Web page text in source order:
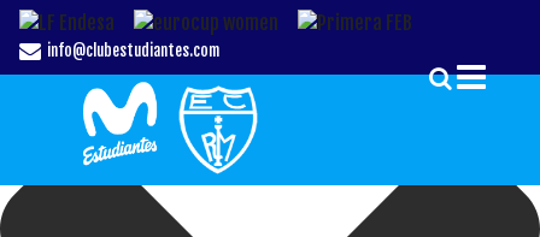
Gestionar el Consentimiento de las Cookies
info@clubestudiantes.com